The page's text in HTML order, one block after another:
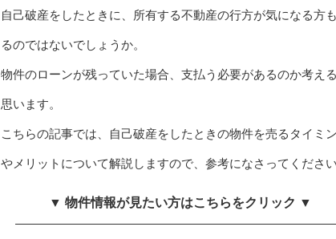
自己破産をしたときに、所有する不動産の行方が気になる方
るのではないでしょうか。
物件のローンが残っていた場合、支払う必要があるのか考え
思います。
こちらの記事では、自己破産をしたときの物件を売るタイミ
やメリットについて解説しますので、参考になさってください
▼ 物件情報が見たい方はこちらをクリック ▼